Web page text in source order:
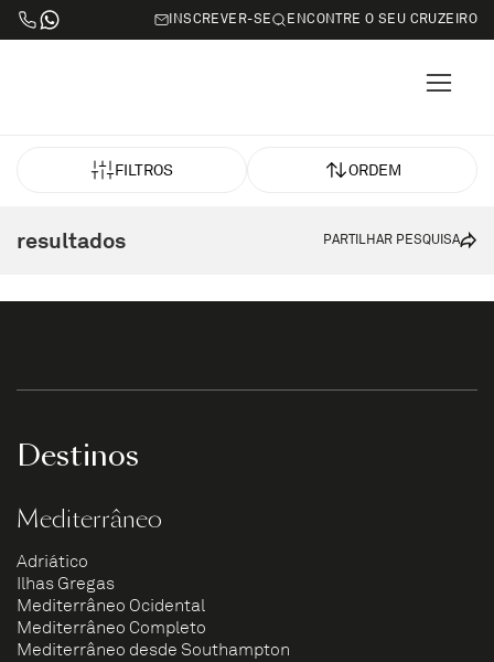
INSCREVER-SE ENCONTRE O SEU CRUZEIRO
FILTROS ORDEM
resultados PARTILHAR PESQUISA
Destinos
Mediterrâneo
Adriático
Ilhas Gregas
Mediterrâneo Ocidental
Mediterrâneo Completo
Mediterrâneo desde Southampton